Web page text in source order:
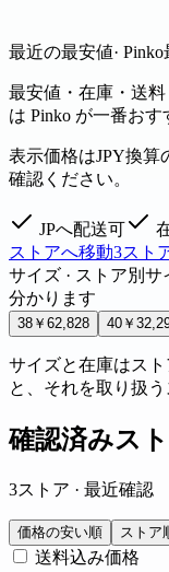
最近の最安値· Pinko
最安値・在庫・送
は Pinko が一番おす
表示価格はJPY換算
確認ください。
JPへ配送可
ストアへ移動3スト
サイズ · ストア別 サ
分かります
38 ￥62,828 40 ￥
サイズと在庫はス
と、それを取り扱
確認済みス
3ストア · 最近確認
価格の安い順 ストア
送料込み価格